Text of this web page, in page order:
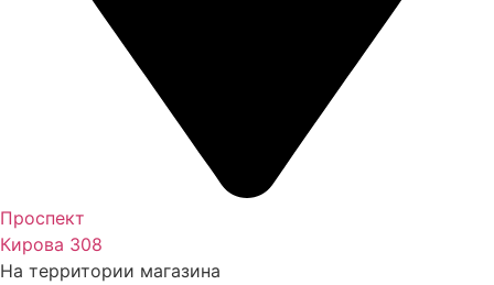
Проспект
Кирова 308
На территории магазина